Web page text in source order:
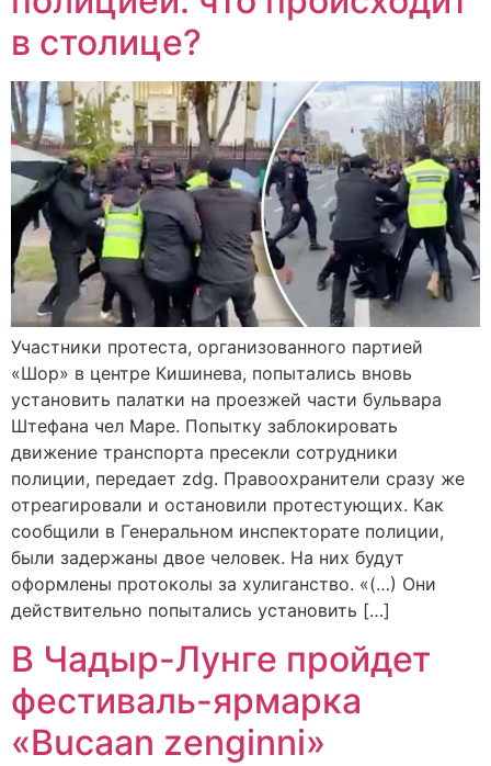
в столице?
Участники протеста, организованного партией
«Шор» в центре Кишинева, попытались вновь
установить палатки на проезжей части бульвара
Штефана чел Маре. Попытку заблокировать
движение транспорта пресекли сотрудники
полиции, передает zdg. Правоохранители сразу же
отреагировали и остановили протестующих. Как
сообщили в Генеральном инспекторате полиции,
были задержаны двое человек. На них будут
оформлены протоколы за хулиганство. «(…) Они
действительно попытались установить […]
В Чадыр-Лунге пройдет
фестиваль-ярмарка
«Buсaan zenginni»